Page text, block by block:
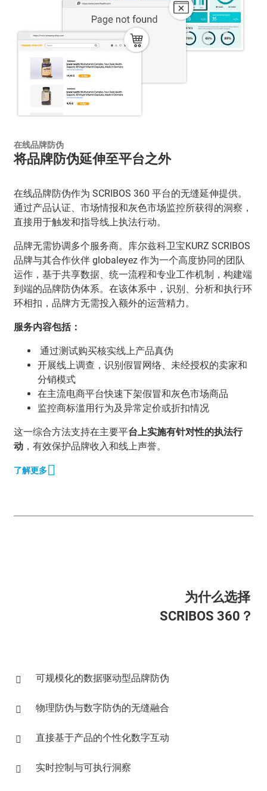
在线品牌防伪
将品牌防伪延伸至平台之外
在线品牌防伪作为 SCRIBOS 360 平台的无缝延伸提供。
通过产品认证、市场情报和灰色市场监控所获得的洞察，
直接用于触发和指导线上执法行动。
品牌无需协调多个服务商。库尔兹科卫宝KURZ SCRIBOS
品牌与其合作伙伴 globaleyez 作为一个高度协同的团队
运作，基于共享数据、统一流程和专业工作机制，构建端
到端的品牌防伪体系。在该体系中，识别、分析和执行环
环相扣，品牌方无需投入额外的运营精力。
服务内容包括：
通过测试购买核实线上产品真伪
开展线上调查，识别假冒网络、未经授权的卖家和
分销模式
在主流电商平台快速下架假冒和灰色市场商品
监控商标滥用行为及异常定价或折扣情况
这一综合方法支持在主要平台上实施有针对性的执法行
动 ，有效保护品牌收入和线上声誉。
了解更多
为什么选择
SCRIBOS 360？
可规模化的数据驱动型品牌防伪
物理防伪与数字防伪的无缝融合
直接基于产品的个性化数字互动
实时控制与可执行洞察